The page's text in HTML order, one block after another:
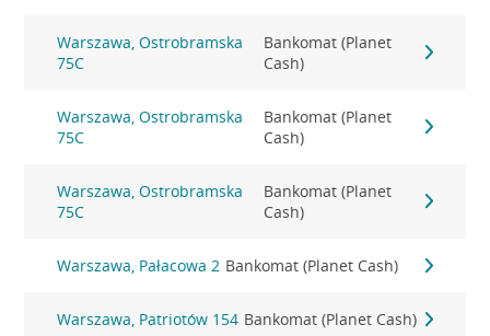
Warszawa, Ostrobramska
75C
Bankomat (Planet
Cash)
Warszawa, Ostrobramska
75C
Bankomat (Planet
Cash)
Warszawa, Ostrobramska
75C
Bankomat (Planet
Cash)
Warszawa, Pałacowa 2 Bankomat (Planet Cash)
Warszawa, Patriotów 154 Bankomat (Planet Cash)